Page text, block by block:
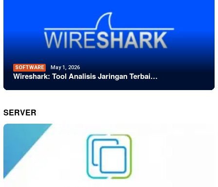
SOFTWARE May 1, 2026
Wireshark: Tool Analisis Jaringan Terbai…
SERVER